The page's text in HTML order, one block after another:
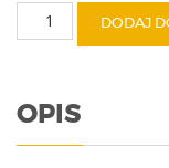
ilość
Cordura
DODAJ
OPIS